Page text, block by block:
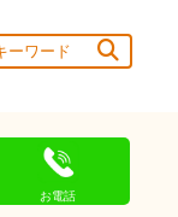
お電話